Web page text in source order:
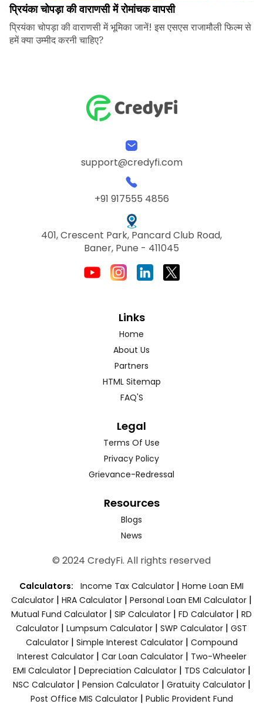
प्रियंका चोपड़ा की वाराणसी में रोमांचक वापसी
प्रियंका चोपड़ा की वाराणसी में भूमिका जानें! इस एसएस राजामौली फिल्म से
हमें क्या उम्मीद करनी चाहिए?
support@credyfi.com
+91 917555 4856
401, Crescent Park, Pancard Club Road,
Baner, Pune - 411045
Links
Home
About Us
Partners
HTML Sitemap
FAQ'S
Legal
Terms Of Use
Privacy Policy
Grievance-Redressal
Resources
Blogs
News
© 2024 CredyFi. All rights reserved
Calculators: Income Tax Calculator | Home Loan EMI
Calculator | HRA Calculator | Personal Loan EMI Calculator |
Mutual Fund Calculator | SIP Calculator | FD Calculator | RD
Calculator | Lumpsum Calculator | SWP Calculator | GST
Calculator| Simple Interest Calculator| Compound
Interest Calculator| Car Loan Calculator| Two-Wheeler
EMI Calculator| Depreciation Calculator| TDS Calculator|
NSC Calculator| Pension Calculator| Gratuity Calculator|
Post Office MIS Calculator| Public Provident Fund